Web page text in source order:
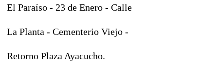
El Paraíso - 23 de Enero - Calle
La Planta - Cementerio Viejo -
Retorno Plaza Ayacucho.